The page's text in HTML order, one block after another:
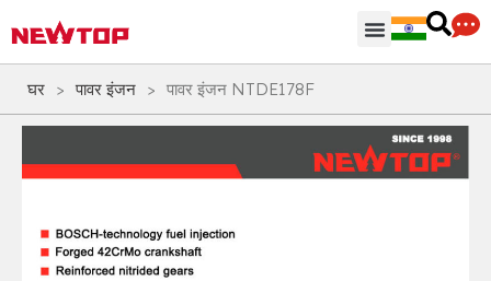
घर > पावर इंजन > पावर इंजन NTDE178F